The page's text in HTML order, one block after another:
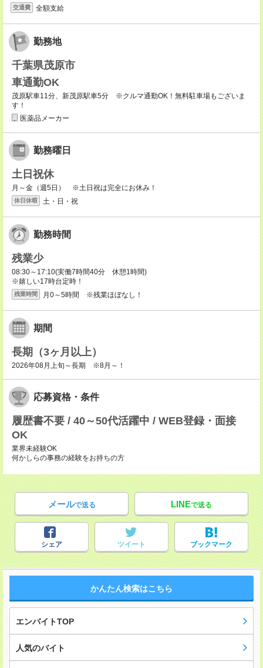
交通費 全額支給
勤務地
千葉県茂原市
車通勤OK
茂原駅車11分、新茂原駅車5分 ※クルマ通勤OK！無料駐車場もございま
す！
医薬品メーカー
勤務曜日
土日祝休
月～金（週5日） ※土日祝は完全にお休み！
休日休暇 土・日・祝
勤務時間
残業少
08:30～17:10(実働7時間40分 休憩1時間)
※嬉しい17時台定時！
残業時間 月0～5時間 ※残業ほぼなし！
期間
長期（3ヶ月以上）
2026年08月上旬～長期 ※8月～！
応募資格・条件
履歴書不要 / 40～50代活躍中 / WEB登録・面接
OK
業界未経験OK
何かしらの事務の経験をお持ちの方
メールで送る LINEで送る
シェア ツイート ブックマーク
かんたん検索はこちら
エンバイトTOP
人気のバイト